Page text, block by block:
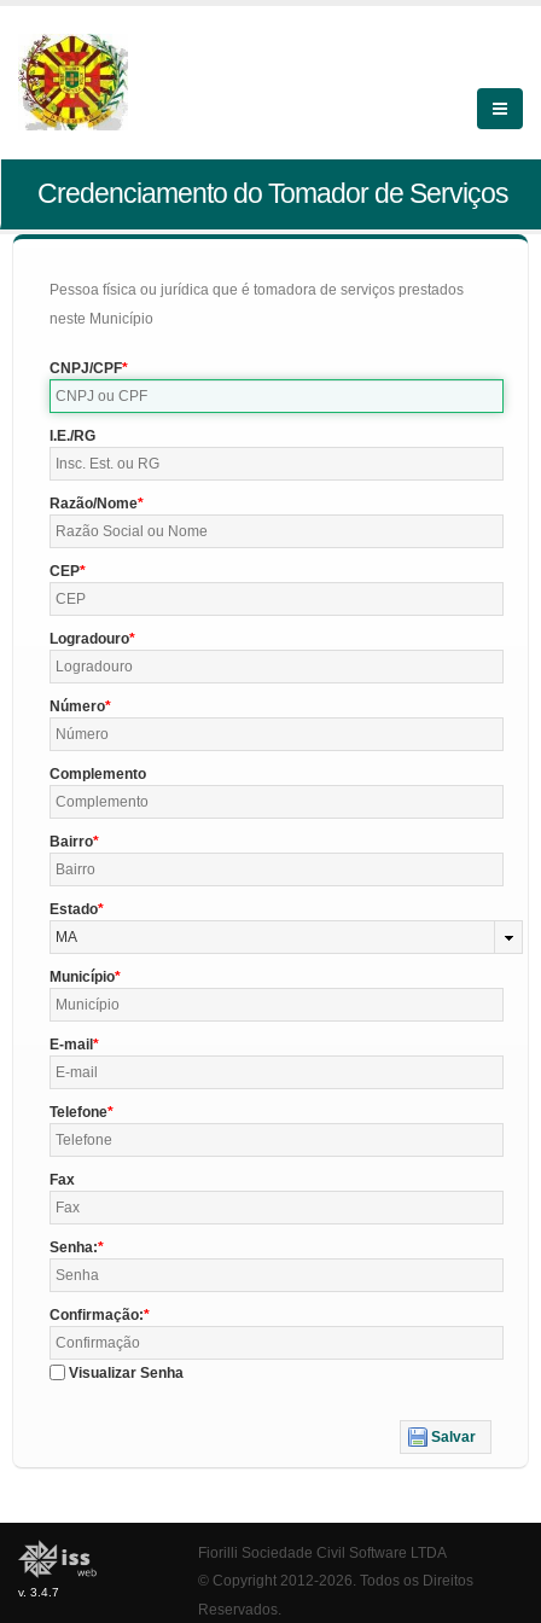
Credenciamento do Tomador de Serviços
Pessoa física ou jurídica que é tomadora de serviços prestados
neste Município
CNPJ/CPF
I.E./RG
Razão/Nome
CEP
Logradouro
Número
Complemento
Bairro
Estado
MA
Município
E-mail
Telefone
Fax
Senha:
Confirmação:
Visualizar Senha
Salvar
v. 3.4.7
Fiorilli Sociedade Civil Software LTDA
© Copyright 2012-2026. Todos os Direitos
Reservados.